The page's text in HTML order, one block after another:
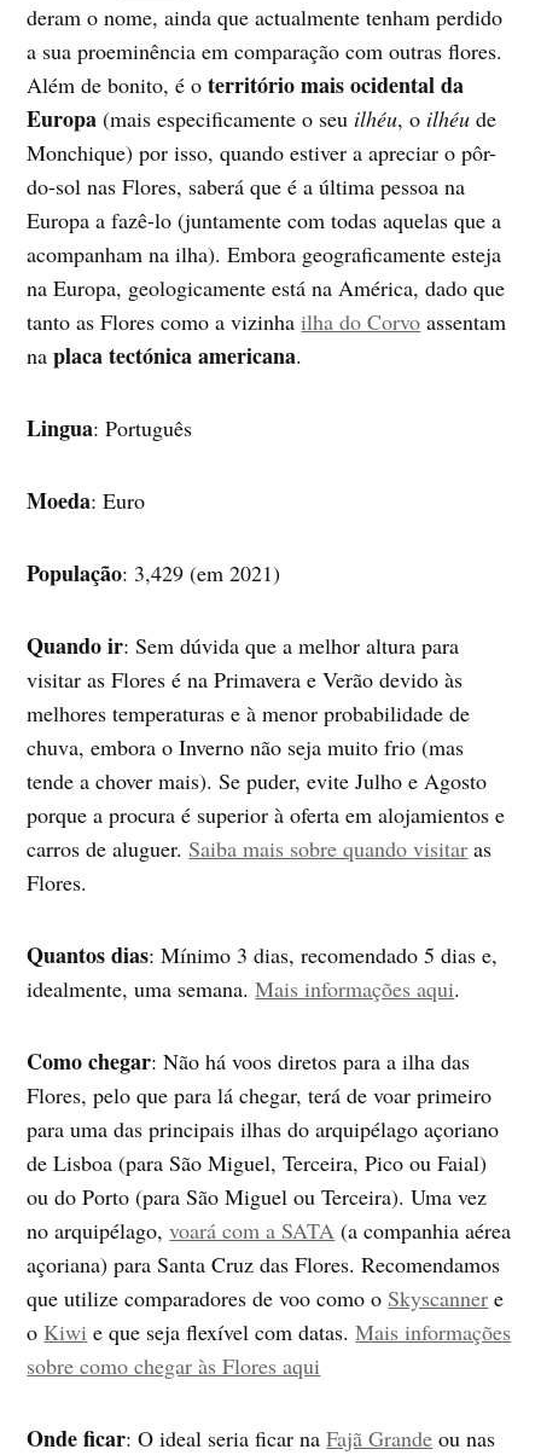
deram o nome, ainda que actualmente tenham perdido
a sua proeminência em comparação com outras flores.
Além de bonito, é oterritório mais ocidental da
Europa (mais especificamente o seu ilhéu, o ilhéu de
Monchique) por isso, quando estiver a apreciar o pôr-
do-sol nas Flores, saberá que é a última pessoa na
Europa a fazê-lo (juntamente com todas aquelas que a
acompanham na ilha). Embora geograficamente esteja
na Europa, geologicamente está na América, dado que
tanto as Flores como a vizinhailha do Corvo assentam
naplaca tectónica americana.
Lingua: Português
Moeda: Euro
População: 3,429 (em 2021)
Quando ir: Sem dúvida que a melhor altura para
visitar as Flores é na Primavera e Verão devido às
melhores temperaturas e à menor probabilidade de
chuva, embora o Inverno não seja muito frio (mas
tende a chover mais). Se puder, evite Julho e Agosto
porque a procura é superior à oferta em alojamientos e
carros de aluguer. Saiba mais sobre quando visitar as
Flores.
Quantos dias: Mínimo 3 dias, recomendado 5 dias e,
idealmente, uma semana.Mais informações aqui.
Como chegar: Não há voos diretos para a ilha das
Flores, pelo que para lá chegar, terá de voar primeiro
para uma das principais ilhas do arquipélago açoriano
de Lisboa (para São Miguel, Terceira, Pico ou Faial)
ou do Porto (para São Miguel ou Terceira). Uma vez
no arquipélago,voará com a SATA (a companhia aérea
açoriana) para Santa Cruz das Flores. Recomendamos
que utilize comparadores de voo como o Skyscanner e
o Kiwi e que seja flexível com datas.Mais informações
sobre como chegar às Flores aqui
Onde ficar: O ideal seria ficar naFajã Grande ou nas